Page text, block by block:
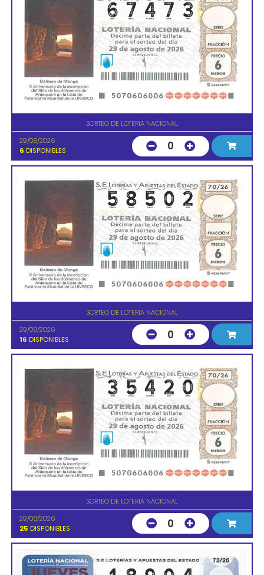
SORTEO DE LOTERIA NACIONAL
29/08/2026
6 DISPONIBLES 0
SORTEO DE LOTERIA NACIONAL
29/08/2026
16 DISPONIBLES 0
SORTEO DE LOTERIA NACIONAL
29/08/2026
25 DISPONIBLES 0